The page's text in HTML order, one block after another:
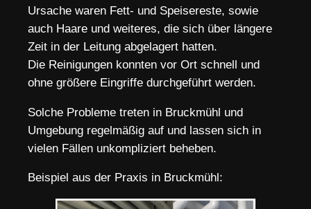
Ursache waren Fett- und Speisereste, sowie
auch Haare und weiteres, die sich über längere
Zeit in der Leitung abgelagert hatten.
Die Reinigungen konnten vor Ort schnell und
ohne größere Eingriffe durchgeführt werden.
Solche Probleme treten in Bruckmühl und
Umgebung regelmäßig auf und lassen sich in
vielen Fällen unkompliziert beheben.
Beispiel aus der Praxis in Bruckmühl: